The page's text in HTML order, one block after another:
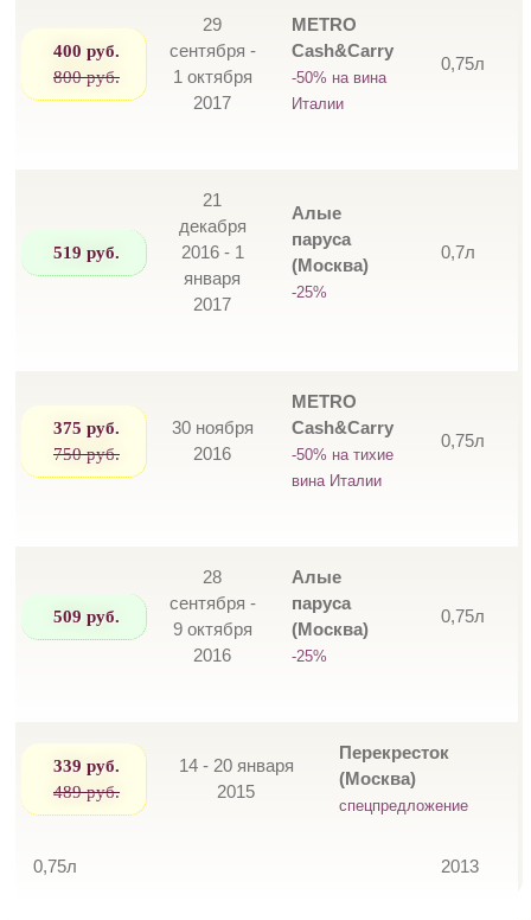
400 руб.
800 руб.
29
сентября -
1 октября
2017
METRO
Cash&Carry
-50% на вина
Италии
0,75л
519 руб.
21
декабря
2016 - 1
января
2017
Алые
паруса
(Москва)
-25%
0,7л
375 руб.
750 руб.
30 ноября
2016
METRO
Cash&Carry
-50% на тихие
вина Италии
0,75л
509 руб.
28
сентября -
9 октября
2016
Алые
паруса
(Москва)
-25%
0,75л
339 руб.
489 руб.
14 - 20 января
2015
Перекресток
(Москва)
спецпредложение
0,75л 2013